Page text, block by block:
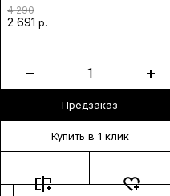
4 290
2 691 р.
Предзаказ
Купить в 1 клик